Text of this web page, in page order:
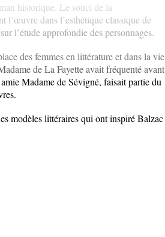
historique. Le souci de la
l’œuvre dans l’esthétique classique de
l’étude approfondie des personnages.
des femmes en littérature et dans la vie
de La Fayette avait fréquenté avant
Madame de Sévigné, faisait partie du
modèles littéraires qui ont inspiré Balzac